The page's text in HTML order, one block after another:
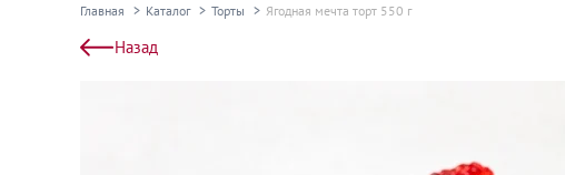
Главная Каталог Торты Ягодная мечта торт 550 г
Назад